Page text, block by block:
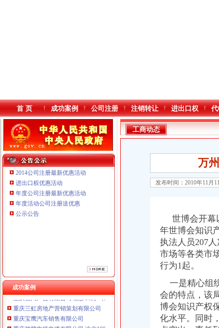
本站导航
首 页 成功案例 公司注册 注销转让 进出口权
2014公司注册最新优惠活动
进出口权优惠活动
年度公司注册最新优惠活动
年度活动公司注册送优惠
公示公告
成功案例
重庆鸽牌电线电缆有限公司 渝北10010万 (进出口权)
重庆傲志众达投资咨询有限责任公司 渝九1000万 （增资）
重庆海谛升进出口贸易有限公司 渝北100万 （进出口权）
重庆奕欣锦诚商贸有限公司 渝九50万 （工商注册）
重庆信同广告有限公司 渝沙50万 （工商注册）
重庆三虹房地产营销策划有限公司
重庆宝鹰汽车销售有限公司
重庆鸽牌电线电缆有限公司 渝北10010万 (进出口权)
工商动态
万
发布时间：2010年11月
世博会开幕
年世博会知识
执法人员207
市场等各类市
行为1起。
一是精心组
会的特点，该
博会知识产权
化水平。同时